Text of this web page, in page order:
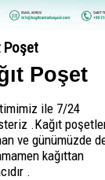
Poşet
Poşet
ile 7/24
.Kağıt
ve günümüzde
kağıttan
.